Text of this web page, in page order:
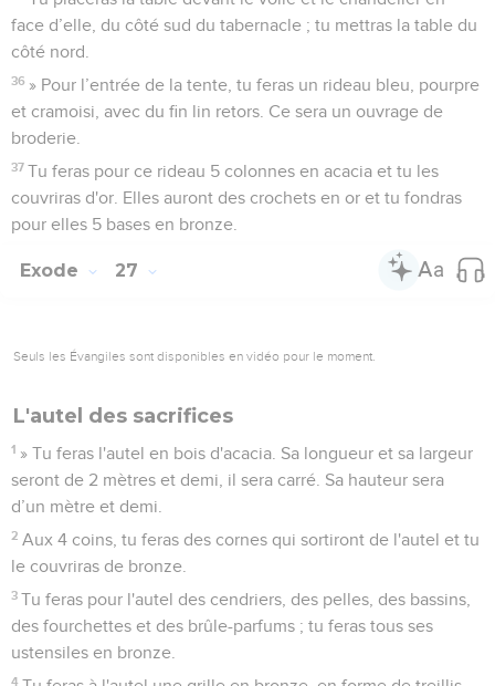
face d’elle, du côté sud du tabernacle ; tu mettras la table du
côté nord.
36 » Pour l’entrée de la tente, tu feras un rideau bleu, pourpre
et cramoisi, avec du fin lin retors. Ce sera un ouvrage de
broderie.
37 Tu feras pour ce rideau 5 colonnes en acacia et tu les
couvriras d'or. Elles auront des crochets en or et tu fondras
pour elles 5 bases en bronze.
Exode 27
Seuls les Évangiles sont disponibles en vidéo pour le moment.
L'autel des sacrifices
1 » Tu feras l'autel en bois d'acacia. Sa longueur et sa largeur
seront de 2 mètres et demi, il sera carré. Sa hauteur sera
d’un mètre et demi.
2 Aux 4 coins, tu feras des cornes qui sortiront de l'autel et tu
le couvriras de bronze.
3 Tu feras pour l'autel des cendriers, des pelles, des bassins,
des fourchettes et des brûle-parfums ; tu feras tous ses
ustensiles en bronze.
4